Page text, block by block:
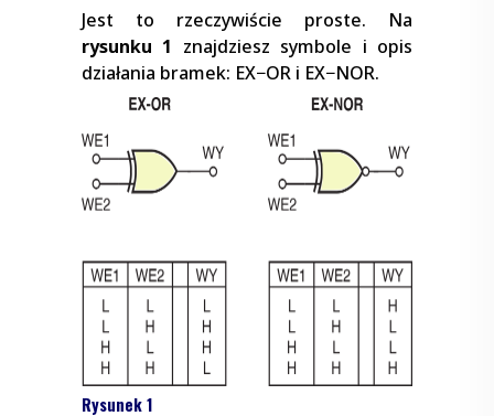
Jest to rzeczywiście proste. Na
rysunku 1 znajdziesz symbole i opis
działania bramek: EX−OR i EX−NOR.
Rysunek 1